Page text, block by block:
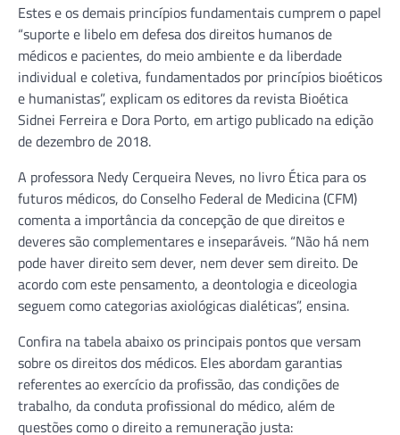
Estes e os demais princípios fundamentais cumprem o papel
“suporte e libelo em defesa dos direitos humanos de
médicos e pacientes, do meio ambiente e da liberdade
individual e coletiva, fundamentados por princípios bioéticos
e humanistas”, explicam os editores da revista Bioética
Sidnei Ferreira e Dora Porto, em artigo publicado na edição
de dezembro de 2018.
A professora Nedy Cerqueira Neves, no livro Ética para os
futuros médicos, do Conselho Federal de Medicina (CFM)
comenta a importância da concepção de que direitos e
deveres são complementares e inseparáveis. “Não há nem
pode haver direito sem dever, nem dever sem direito. De
acordo com este pensamento, a deontologia e diceologia
seguem como categorias axiológicas dialéticas”, ensina.
Confira na tabela abaixo os principais pontos que versam
sobre os direitos dos médicos. Eles abordam garantias
referentes ao exercício da profissão, das condições de
trabalho, da conduta profissional do médico, além de
questões como o direito a remuneração justa: